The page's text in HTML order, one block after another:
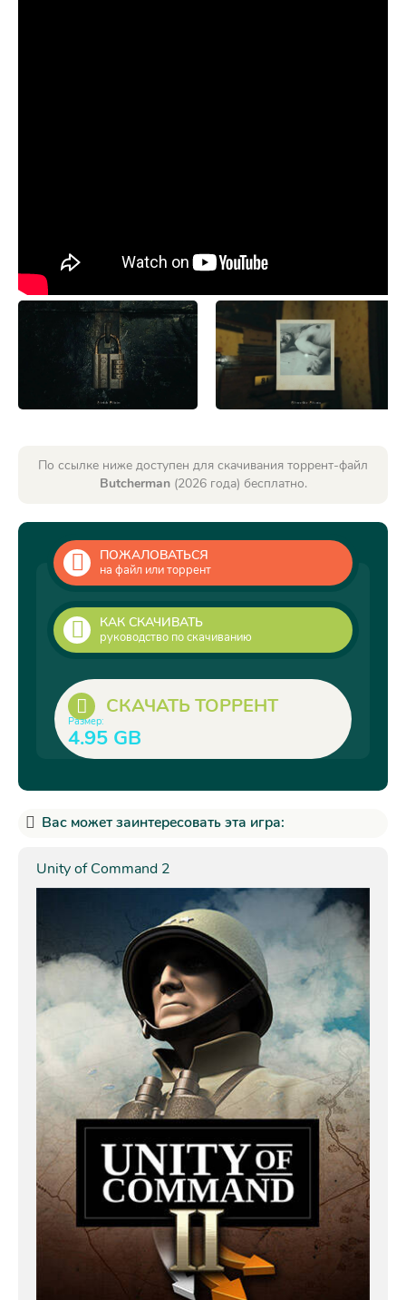
По ссылке ниже доступен для скачивания торрент-файл
Butcherman(2026 года) бесплатно.
ПОЖАЛОВАТЬСЯ
на файл или торрент
КАК СКАЧИВАТЬ
руководство по скачиванию
СКАЧАТЬ ТОРРЕНТ
Размер:
4.95 GB
Вас может заинтересовать эта игра:
Unity of Command 2